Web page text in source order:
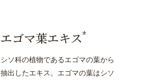
エゴマ葉エキス*
シソ科の植物であるエゴマの葉から
抽出したエキス。エゴマの葉はシソ